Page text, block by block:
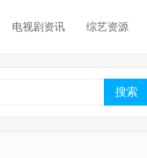
电视剧资讯 综艺资源
搜索